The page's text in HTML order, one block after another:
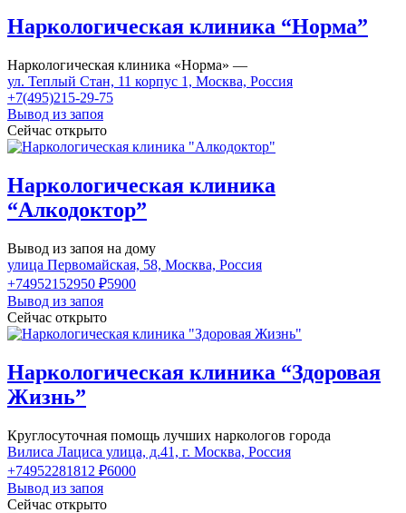
Наркологическая клиника “Норма”
Наркологическая клиника «Норма» —
ул. Теплый Стан, 11 корпус 1, Москва, Россия
+7(495)215-29-75
Вывод из запоя
Сейчас открыто
Наркологическая клиника
“Алкодоктор”
Вывод из запоя на дому
улица Первомайская, 58, Москва, Россия
+74952152950 ₽5900
Вывод из запоя
Сейчас открыто
Наркологическая клиника “Здоровая
Жизнь”
Круглосуточная помощь лучших наркологов города
Вилиса Лациса улица, д.41, г. Москва, Россия
+74952281812 ₽6000
Вывод из запоя
Сейчас открыто